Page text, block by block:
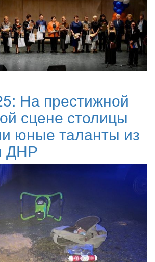
На престижной
сцене столицы
юные таланты из
ДНР